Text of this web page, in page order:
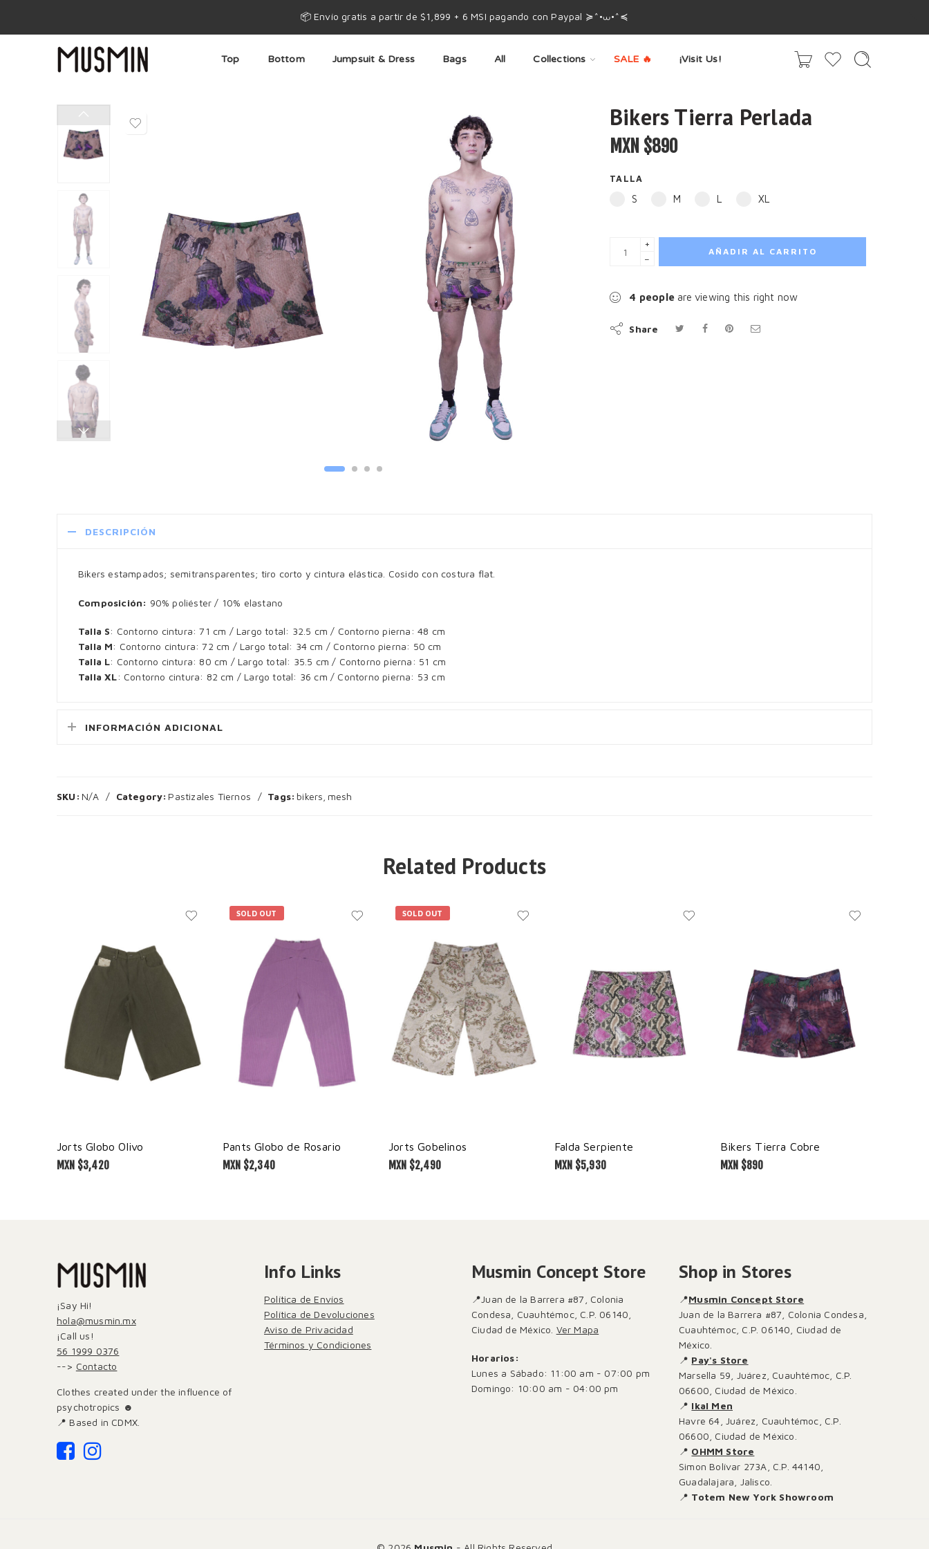
📦 Envío gratis a partir de $1,899 + 6 MSI pagando con Paypal ≽^•⩊•^≼
Top Bottom Jumpsuit & Dress Bags All Collections SALE 🔥 ¡Visit Us!
Bikers Tierra Perlada
MXN $890
TALLA
S M L XL
+
−
AÑADIR AL CARRITO
4 people are viewing this right now
Share
DESCRIPCIÓN
Bikers estampados; semitransparentes; tiro corto y cintura elástica. Cosido con costura flat.
Composición: 90% poliéster / 10% elastano
Talla S: Contorno cintura: 71 cm / Largo total: 32.5 cm / Contorno pierna: 48 cm
Talla M: Contorno cintura: 72 cm / Largo total: 34 cm / Contorno pierna: 50 cm
Talla L: Contorno cintura: 80 cm / Largo total: 35.5 cm / Contorno pierna: 51 cm
Talla XL: Contorno cintura: 82 cm / Largo total: 36 cm / Contorno pierna: 53 cm
INFORMACIÓN ADICIONAL
SKU: N/A Category: Pastizales Tiernos Tags: bikers mesh
Related Products
Jorts Globo Olivo
MXN $3,420
SOLD OUT
Pants Globo de Rosario
MXN $2,340
SOLD OUT
Jorts Gobelinos
MXN $2,490
Falda Serpiente
MXN $5,930
Bikers Tierra Cobre
MXN $890
¡Say Hi!
hola@musmin.mx
¡Call us!
56 1999 0376
--> Contacto
Clothes created under the influence of
psychotropics ☻
📍 Based in CDMX.
Info Links
Política de Envíos
Política de Devoluciones
Aviso de Privacidad
Términos y Condiciones
Musmin Concept Store
📍Juan de la Barrera #87, Colonia
Condesa, Cuauhtémoc, C.P. 06140,
Ciudad de México. Ver Mapa
Horarios:
Lunes a Sábado: 11:00 am - 07:00 pm
Domingo: 10:00 am - 04:00 pm
Shop in Stores
📍Musmin Concept Store
Juan de la Barrera #87, Colonia Condesa,
Cuauhtémoc, C.P. 06140, Ciudad de
México.
📍 Pay's Store
Marsella 59, Juárez, Cuauhtémoc, C.P.
06600, Ciudad de México.
📍 Ikal Men
Havre 64, Juárez, Cuauhtémoc, C.P.
06600, Ciudad de México.
📍 OHMM Store
Simon Bolívar 273A, C.P. 44140,
Guadalajara, Jalisco.
📍 Totem New York Showroom